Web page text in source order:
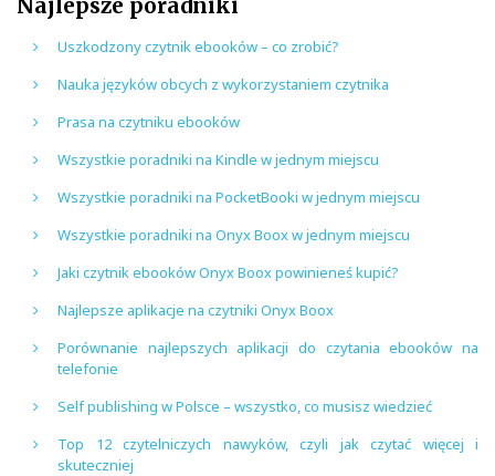
Najlepsze poradniki
Uszkodzony czytnik ebooków – co zrobić?
Nauka języków obcych z wykorzystaniem czytnika
Prasa na czytniku ebooków
Wszystkie poradniki na Kindle w jednym miejscu
Wszystkie poradniki na PocketBooki w jednym miejscu
Wszystkie poradniki na Onyx Boox w jednym miejscu
Jaki czytnik ebooków Onyx Boox powinieneś kupić?
Najlepsze aplikacje na czytniki Onyx Boox
Porównanie najlepszych aplikacji do czytania ebooków na
telefonie
Self publishing w Polsce – wszystko, co musisz wiedzieć
Top 12 czytelniczych nawyków, czyli jak czytać więcej i
skuteczniej